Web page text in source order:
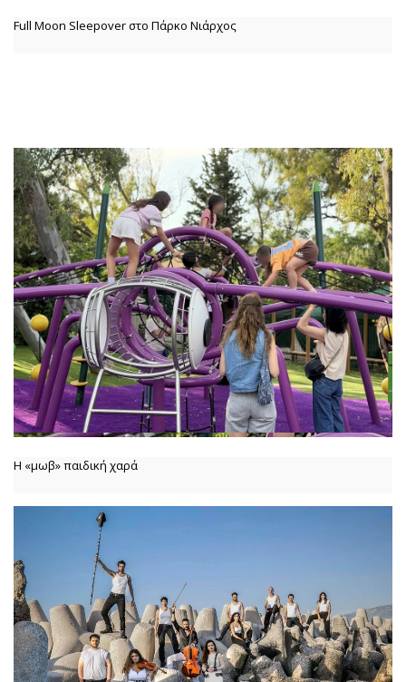
Full Moon Sleepover στο Πάρκο Νιάρχος
Η «μωβ» παιδική χαρά